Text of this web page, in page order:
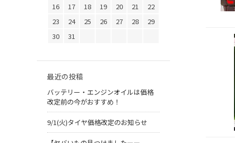
16
17 18 19 20 21
22
23
24 25 26 27 28
29
30
31
最近の投稿
バッテリー・エンジンオイルは価格
改定前の今がおすすめ！
9/1(火)タイヤ価格改定のお知らせ